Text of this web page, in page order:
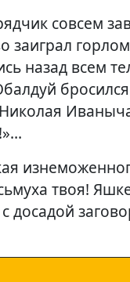
совсем
заиграл
назад всем
твоя!
досадой